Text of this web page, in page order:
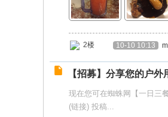
2楼 10-10 10:13
【招募】分享您的户
现在您可在蜘蛛网【一日三
(链接) 投稿...